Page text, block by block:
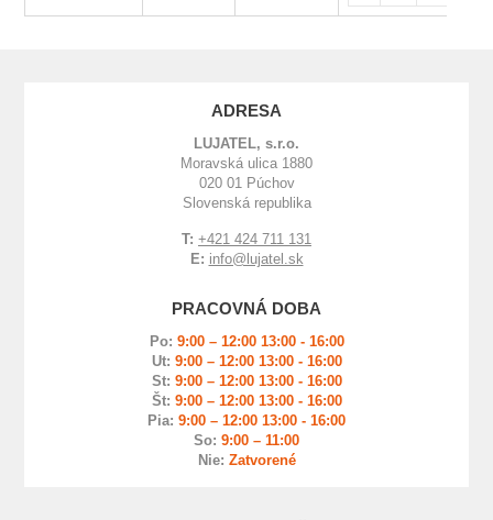
ADRESA
LUJATEL, s.r.o.
Moravská ulica 1880
020 01 Púchov
Slovenská republika
T: +421 424 711 131
E: info@lujatel.sk
PRACOVNÁ DOBA
Po: 9:00 – 12:00 13:00 - 16:00
Ut: 9:00 – 12:00 13:00 - 16:00
St: 9:00 – 12:00 13:00 - 16:00
Št: 9:00 – 12:00 13:00 - 16:00
Pia: 9:00 – 12:00 13:00 - 16:00
So: 9:00 – 11:00
Nie: Zatvorené